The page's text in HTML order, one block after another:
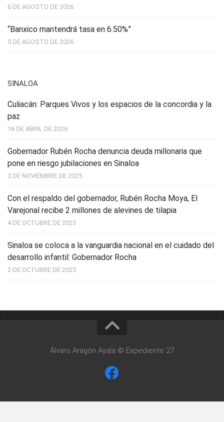
6 DE AGOSTO DE 2026
“Banxico mantendrá tasa en 6.50%”
5 DE AGOSTO DE 2026
SINALOA
Culiacán: Parques Vivos y los espacios de la concordia y la
paz
16 DE ABRIL DE 2026
Gobernador Rubén Rocha denuncia deuda millonaria que
pone en riesgo jubilaciones en Sinaloa
3 DE NOVIEMBRE DE 2025
Con el respaldo del gobernador, Rubén Rocha Moya, El
Varejonal recibe 2 millones de alevines de tilapia
4 DE OCTUBRE DE 2025
Sinaloa se coloca a la vanguardia nacional en el cuidado del
desarrollo infantil: Gobernador Rocha
2 DE OCTUBRE DE 2025
Álvaro Aragón Ayala © Expediente 27